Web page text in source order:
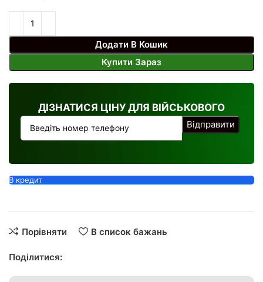
Додати В Кошик
Купити Зараз
ДІЗНАТИСЯ ЦІНУ ДЛЯ ВІЙСЬКОВОГО
В кредит
Порівняти В список бажань
Поділитися: